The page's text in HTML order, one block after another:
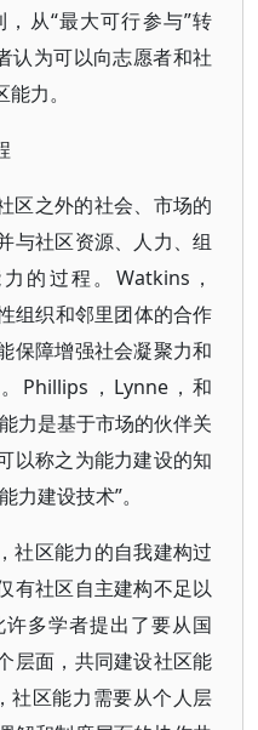
从“最大可行参与”转
认为可以向志愿者和社
力。
区之外的社会、市场的
与社区资源、人力、组
的过程。Watkins，
组织和邻里团体的合作
保障增强社会凝聚力和
Phillips，Lynne，和
力是基于市场的伙伴关
以称之为能力建设的知
力建设技术”。
社区能力的自我建构过
有社区自主建构不足以
多学者提出了要从国
层面，共同建设社区能
社区能力需要从个人层